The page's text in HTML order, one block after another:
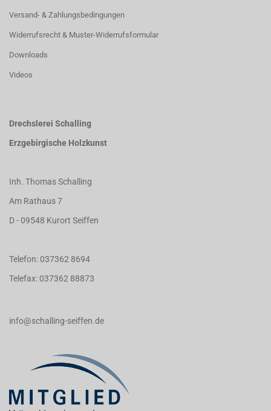
Versand- & Zahlungsbedingungen
Widerrufsrecht & Muster-Widerrufsformular
Downloads
Videos
Drechslerei Schalling
Erzgebirgische Holzkunst
Inh. Thomas Schalling
Am Rathaus 7
D - 09548 Kurort Seiffen
Telefon: 037362 8694
Telefax: 037362 88873
info@schalling-seiffen.de